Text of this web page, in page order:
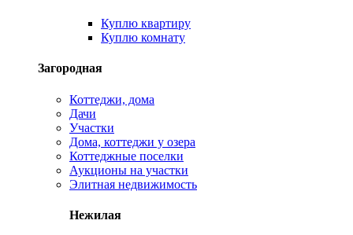
Куплю квартиру
Куплю комнату
Загородная
Коттеджи, дома
Дачи
Участки
Дома, коттеджи у озера
Коттеджные поселки
Аукционы на участки
Элитная недвижимость
Нежилая